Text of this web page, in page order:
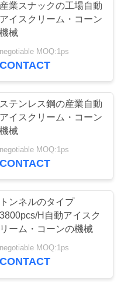
糖の
7
エフ
9
産業スナックの工場自動
アイスクリーム・コーン
機械
negotiable MOQ:1ps
CONTACT
ステンレス鋼の産業自動
アイスクリーム・コーン
機械
negotiable MOQ:1ps
CONTACT
トンネルのタイプ
3800pcs/H自動アイスク
リーム・コーンの機械
negotiable MOQ:1ps
CONTACT